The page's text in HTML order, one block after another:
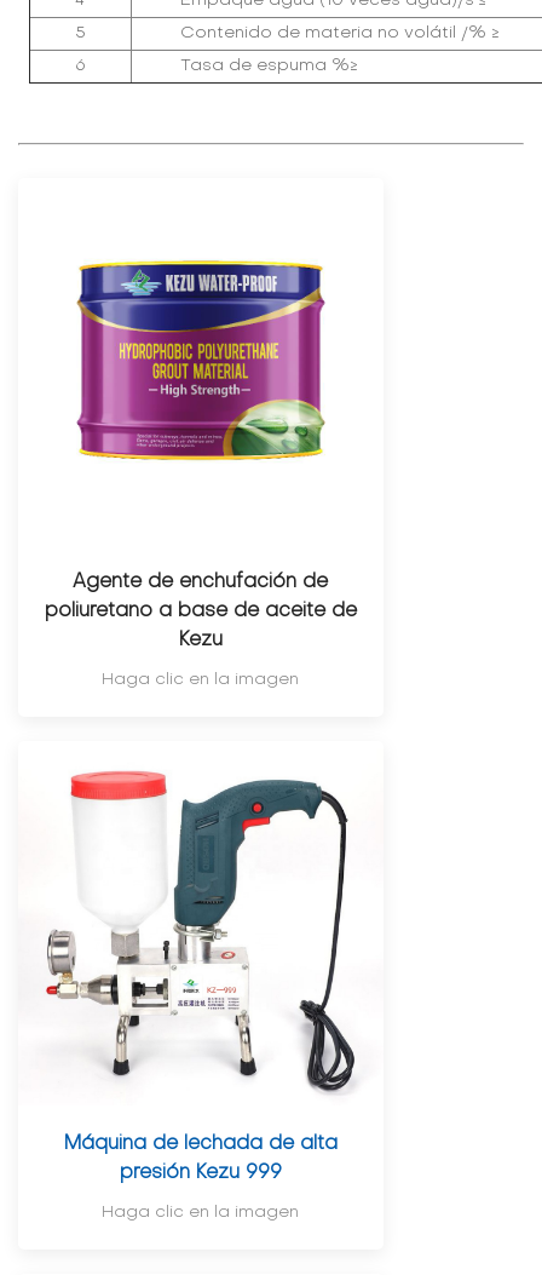
5 Contenido de materia no volátil /% ≥
6 Tasa de espuma %≥
Agente de enchufación de
poliuretano a base de aceite de
Kezu
Haga clic en la imagen
Máquina de lechada de alta
presión Kezu 999
Haga clic en la imagen